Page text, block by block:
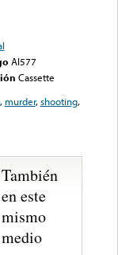
AI577
Cassette
, murder,shooting,
También
en este
mismo
medio